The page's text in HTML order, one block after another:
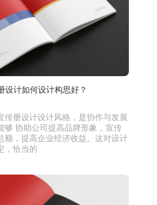
设计如何设计构思好？
传册设计设计风格，是协作与发展
够 协助公司提高品牌形象，宣传
额，提高企业经济收益。这对设计
，恰当的